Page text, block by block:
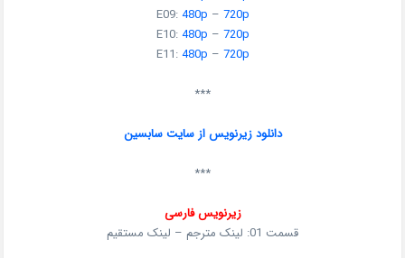
E09:480p – 720p
E10:480p – 720p
E11:480p – 720p
***
دانلود زیرنویس از سایت سابسین
***
زیرنویس فارسی
قسمت 01: لینک مترجم – لینک مستقیم